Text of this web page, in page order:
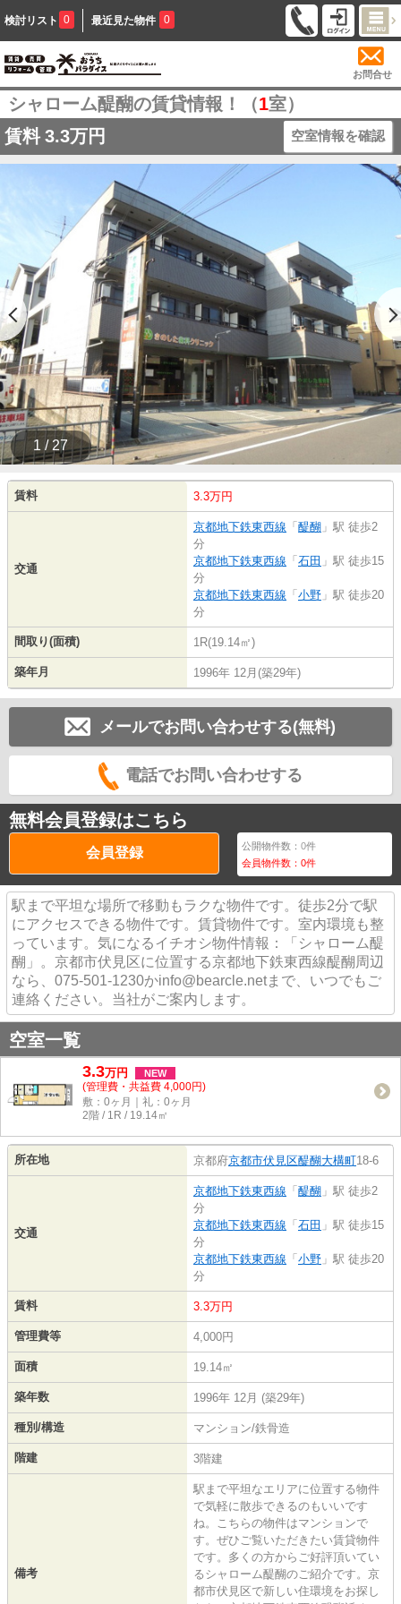
検討リスト 0 最近見た物件 0
お問合せ
シャローム醍醐の賃貸情報！（1室）
賃料 3.3万円 空室情報を確認
1 / 27
賃料 3.3万円
交通
京都地下鉄東西線 「 醍醐 」駅 徒歩2
分
京都地下鉄東西線 「 石田 」駅 徒歩15
分
京都地下鉄東西線 「 小野 」駅 徒歩20
分
間取り(面積) 1R(19.14㎡)
築年月 1996年 12月(築29年)
メールでお問い合わせする(無料)
電話でお問い合わせする
無料会員登録はこちら
会員登録 公開物件数：0件
会員物件数：0件
駅まで平坦な場所で移動もラクな物件です。徒歩2分で駅
にアクセスできる物件です。賃貸物件です。室内環境も整
っています。気になるイチオシ物件情報：「シャローム醍
醐」。京都市伏見区に位置する京都地下鉄東西線醍醐周辺
なら、075-501-1230かinfo@bearcle.netまで、いつでもご
連絡ください。当社がご案内します。
空室一覧
3.3万円 NEW
(管理費・共益費 4,000円)
敷：0ヶ月｜礼：0ヶ月
2階 / 1R / 19.14㎡
所在地 京都府京都市伏見区醍醐大構町18-6
交通
京都地下鉄東西線 「 醍醐 」駅 徒歩2
分
京都地下鉄東西線 「 石田 」駅 徒歩15
分
京都地下鉄東西線 「 小野 」駅 徒歩20
分
賃料 3.3万円
管理費等 4,000円
面積 19.14㎡
築年数 1996年 12月 (築29年)
種別/構造 マンション/鉄骨造
階建 3階建
備考
駅まで平坦なエリアに位置する物件
で気軽に散歩できるのもいいです
ね。こちらの物件はマンションで
す。ぜひご覧いただきたい賃貸物件
です。多くの方からご好評頂いてい
るシャローム醍醐のご紹介です。京
都市伏見区で新しい住環境をお探し